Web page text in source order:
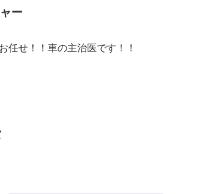
ー
任せ！！車の主治医です！！